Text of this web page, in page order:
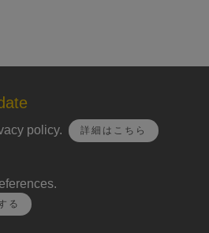
policy. 詳細はこちら
る